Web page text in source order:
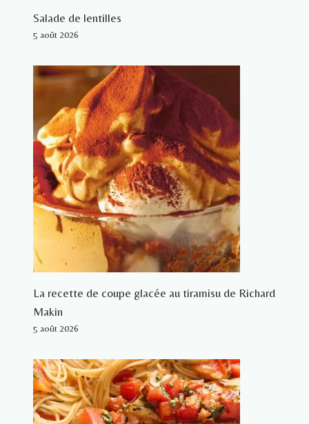
Salade de lentilles
5 août 2026
La recette de coupe glacée au tiramisu de Richard
Makin
5 août 2026